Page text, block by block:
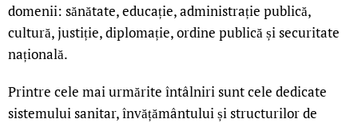
domenii: sănătate, educație, administrație publică,
cultură, justiție, diplomație, ordine publică și securitate
națională.
Printre cele mai urmărite întâlniri sunt cele dedicate
sistemului sanitar, învățământului și structurilor de